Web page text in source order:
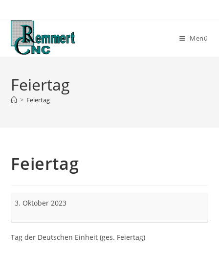
Inhalt
springen
Menü
Feiertag
> Feiertag
Feiertag
Feiertag
3. Oktober 2023
Tag der Deutschen Einheit (ges. Feiertag)